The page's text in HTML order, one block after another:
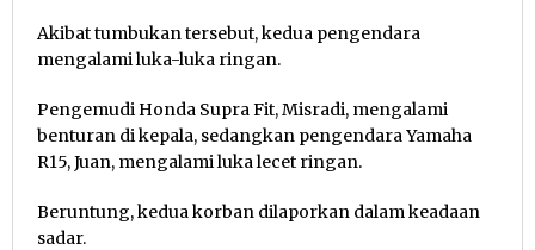
Akibat tumbukan tersebut, kedua pengendara
mengalami luka-luka ringan.
Pengemudi Honda Supra Fit, Misradi, mengalami
benturan di kepala, sedangkan pengendara Yamaha
R15, Juan, mengalami luka lecet ringan.
Beruntung, kedua korban dilaporkan dalam keadaan
sadar.